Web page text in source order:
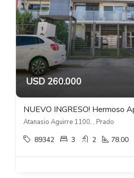
USD 260.000
Atanasio Aguirre 1100, , Prado
89342 3 2 78.00